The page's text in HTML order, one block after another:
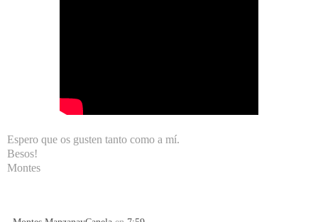
Espero que os gusten tanto como a mí.
Besos!
Montes